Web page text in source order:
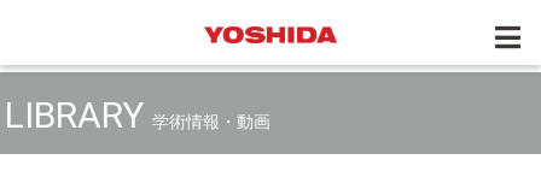
LIBRARY 学術情報・動画